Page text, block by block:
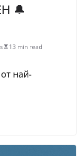
🔔
13 min read
най-